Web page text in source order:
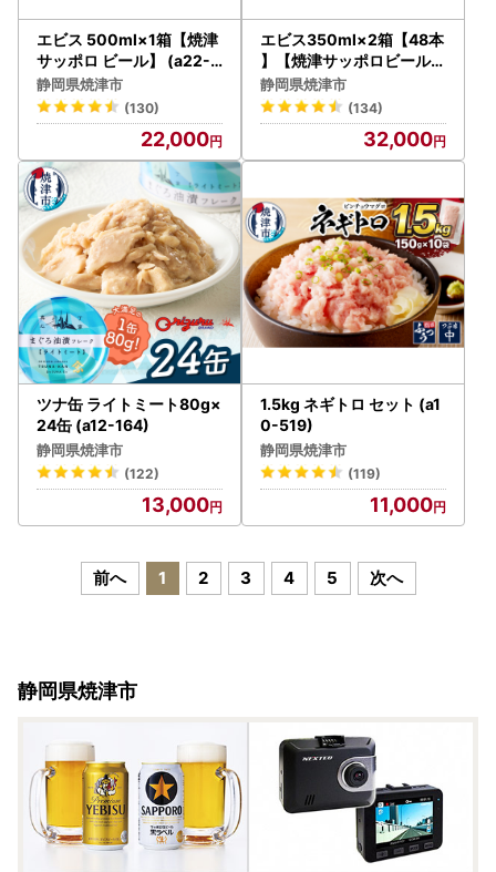
エビス 500ml×1箱【焼津
サッポロ ビール】 (a22-0
49)
静岡県焼津市
(130)
22,000
エビス350ml×2箱【48本
】【焼津サッポロビール発
】 (a32-047)
静岡県焼津市
(134)
32,000
ツナ缶 ライトミート80g×
24缶 (a12-164)
静岡県焼津市
(122)
13,000
1.5kg ネギトロ セット (a1
0-519)
静岡県焼津市
(119)
11,000
前へ 1 2 3 4 5 次へ
静岡県焼津市